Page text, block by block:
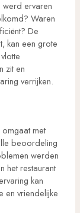
ervaren
Waren
De
kan een grote
zit en
verrijken.
met
beoordeling
werden
het restaurant
kan
en vriendelijke